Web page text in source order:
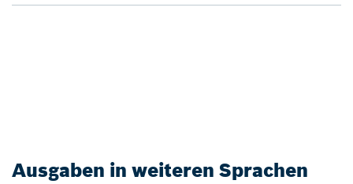
Ausgaben in weiteren Sprachen